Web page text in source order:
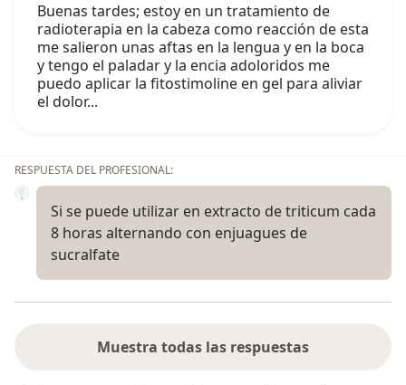
Buenas tardes; estoy en un tratamiento de
radioterapia en la cabeza como reacción de esta
me salieron unas aftas en la lengua y en la boca
y tengo el paladar y la encia adoloridos me
puedo aplicar la fitostimoline en gel para aliviar
el dolor...
RESPUESTA DEL PROFESIONAL:
Si se puede utilizar en extracto de triticum cada
8 horas alternando con enjuagues de
sucralfate
Muestra todas las respuestas